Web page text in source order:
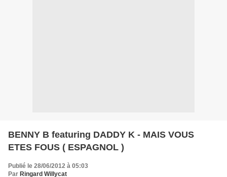
BENNY B featuring DADDY K - MAIS VOUS
ETES FOUS ( ESPAGNOL )
Publié le 28/06/2012 à 05:03
Par Ringard Willycat